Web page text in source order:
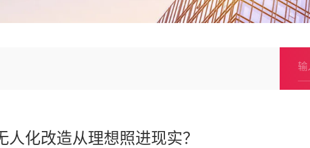
化改造从理想照进现实？